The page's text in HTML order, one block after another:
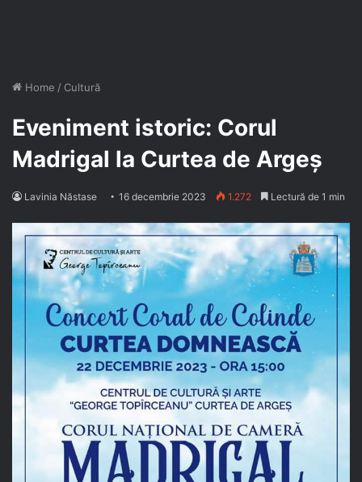
Home / Cultură
Eveniment istoric: Corul
Madrigal la Curtea de Argeș
Lavinia Năstase 16 decembrie 2023 1.272 Lectură de 1 min